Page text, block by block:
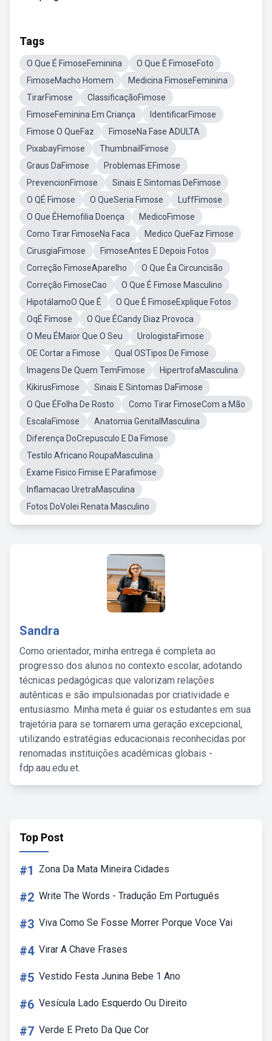
Tags
O Que É FimoseFeminina
O Que É FimoseFoto
FimoseMacho Homem
Medicina FimoseFeminina
TirarFimose
ClassificaçãoFimose
FimoseFeminina Em Criança
IdentificarFimose
Fimose O QueFaz
FimoseNa Fase ADULTA
PixabayFimose
ThumbnailFimose
Graus DaFimose
Problemas EFimose
PrevencionFimose
Sinais E Sintomas DeFimose
O QÉ Fimose
O QueSeria Fimose
LuffFimose
O Que ÉHemofilia Doença
MedicoFimose
Como Tirar FimoseNa Faca
Medico QueFaz Fimose
CirusgiaFimose
FimoseAntes E Depois Fotos
Correção FimoseAparelho
O Que Éa Circuncisão
Correção FimoseCao
O Que É Fimose Masculino
HipotálamoO Que É
O Que É FimoseExplique Fotos
OqÉ Fimose
O Que ÉCandy Diaz Provoca
O Meu ÉMaior Que O Seu
UrologistaFimose
OE Cortar a Fimose
Qual OSTipos De Fimose
Imagens De Quem TemFimose
HipertrofaMasculina
KikirusFimose
Sinais E Sintomas DaFimose
O Que ÉFolha De Rosto
Como Tirar FimoseCom a Mão
EscalaFimose
Anatomia GenitalMasculina
Diferença DoCrepusculo E Da Fimose
Testilo Africano RoupaMasculina
Exame Fisico Fimise E Parafimose
Inflamacao UretraMasculina
Fotos DoVolei Renata Masculino
Sandra
Como orientador, minha entrega é completa ao
progresso dos alunos no contexto escolar, adotando
técnicas pedagógicas que valorizam relações
autênticas e são impulsionadas por criatividade e
entusiasmo. Minha meta é guiar os estudantes em sua
trajetória para se tornarem uma geração excepcional,
utilizando estratégias educacionais reconhecidas por
renomadas instituições acadêmicas globais -
fdp.aau.edu.et.
Top Post
#1 Zona Da Mata Mineira Cidades
#2 Write The Words - Tradução Em Português
#3 Viva Como Se Fosse Morrer Porque Voce Vai
#4 Virar A Chave Frases
#5 Vestido Festa Junina Bebe 1 Ano
#6 Vesícula Lado Esquerdo Ou Direito
#7 Verde E Preto Da Que Cor